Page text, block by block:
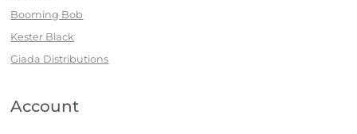
Booming Bob
Kester Black
Giada Distributions
Account